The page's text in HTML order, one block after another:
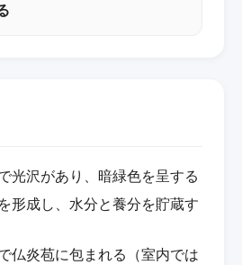
光沢があり、暗緑色を呈する
形成し、水分と養分を貯蔵す
仏炎苞に包まれる（室内では